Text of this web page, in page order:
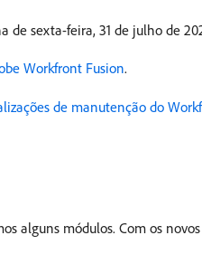
de sexta-feira, 31 de julho de
Workfront Fusion.
de manutenção do
alguns módulos. Com os